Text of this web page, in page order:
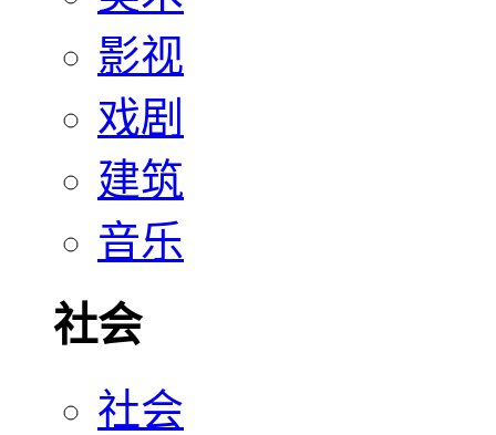
影视
戏剧
建筑
音乐
社会
社会